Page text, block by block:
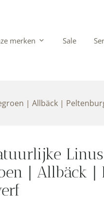
merken Sale
| Allbäck | Peltenburg
| Allbäck |